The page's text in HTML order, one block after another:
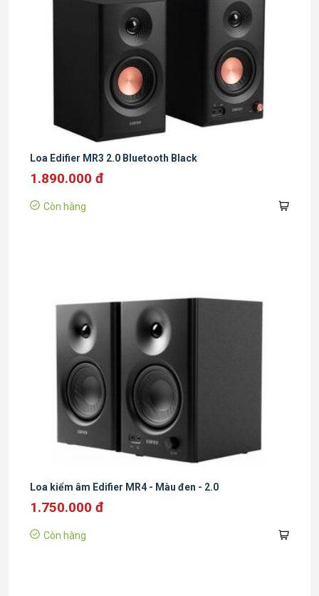
Loa Edifier MR3 2.0 Bluetooth Black
1.890.000 đ
Còn hàng
Loa kiểm âm Edifier MR4 - Màu đen - 2.0
1.750.000 đ
Còn hàng